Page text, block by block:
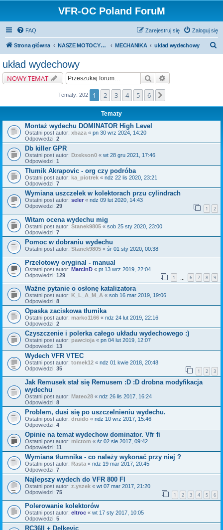
VFR-OC Poland ForuM
FAQ Zaloguj się
Zarejestruj się
Strona główna NASZE MOTOCYKLE MECHANIKA układ wydechowy
układ wydechowy
NOWY TEMAT Szukaj
Tematy: 202 1 2 3 4 5 6
Tematy
Montaż wydechu DOMINATOR High Level
Ostatni post autor: xbaza « pn 30 wrz 2024, 14:20
Odpowiedzi: 2
Db killer GPR
Ostatni post autor: Dzekson0 « wt 28 gru 2021, 17:46
Odpowiedzi: 1
Tłumik Akrapovic - org czy podróba
Ostatni post autor: ka_piotrek « ndz 22 lis 2020, 23:21
Odpowiedzi: 7
Wymiana uszczelek w kolektorach przu cylindrach
Ostatni post autor: seler « ndz 09 lut 2020, 14:43
Odpowiedzi: 29 1 2
Witam ocena wydechu mig
Ostatni post autor: Stanek9805 « sob 25 sty 2020, 23:00
Odpowiedzi: 7
Pomoc w dobraniu wydechu
Ostatni post autor: Stanek9805 « śr 01 sty 2020, 00:38
Przelotowy oryginal - manual
Ostatni post autor: MarcinD « pt 13 wrz 2019, 22:04
Odpowiedzi: 129 1 6 7 8 9
Ważne pytanie o osłonę katalizatora
Ostatni post autor: K_L_A_M_A « sob 16 mar 2019, 19:06
Odpowiedzi: 8
Opaska zaciskowa tłumika
Ostatni post autor: marko1166 « ndz 24 lut 2019, 22:16
Odpowiedzi: 2
Czyszczenie i polerka całego układu wydechowego :)
Ostatni post autor: pawcioja « pn 04 lut 2019, 12:07
Odpowiedzi: 13
Wydech VFR VTEC
Ostatni post autor: tomek12 « ndz 01 kwie 2018, 20:48
Odpowiedzi: 35 1 2 3
Jak Remusek stał się Remusem :D :D drobna modyfikacja
wydechu
Ostatni post autor: Mateo28 « ndz 26 lis 2017, 16:24
Odpowiedzi: 8
Problem, dusi się po uszczelnieniu wydechu.
Ostatni post autor: druido « ndz 10 wrz 2017, 15:46
Odpowiedzi: 4
Opinie na temat wydechow dominator. Vfr fi
Ostatni post autor: mictom « śr 02 sie 2017, 09:42
Odpowiedzi: 11
Wymiana tłumnika - co należy wykonać przy niej ?
Ostatni post autor: Rasta « ndz 19 mar 2017, 20:45
Odpowiedzi: 7
Najlepszy wydech do VFR 800 FI
Ostatni post autor: z.yszek « wt 07 mar 2017, 21:20
Odpowiedzi: 75 1 2 3 4 5 6
Polerowanie kolektorów
Ostatni post autor: eltroc « wt 17 sty 2017, 10:05
Odpowiedzi: 5
RC36II + Delkevic